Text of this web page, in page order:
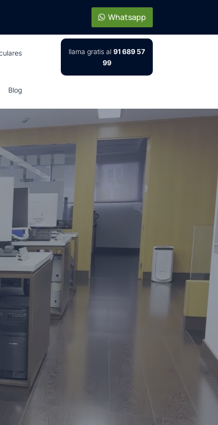
Whatsapp
Blog
llama gratis al91 689 57
99